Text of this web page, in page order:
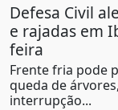
Defesa Civil
e rajadas em
feira
Frente fria pode
queda de
interrupção...